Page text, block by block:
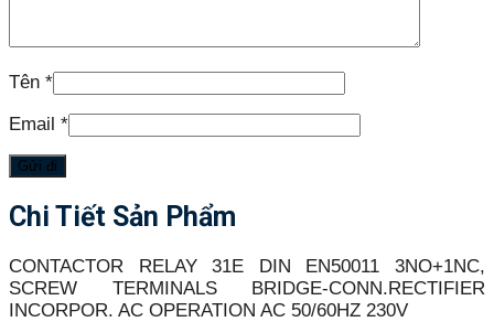
Tên *
Email *
Chi Tiết Sản Phẩm
CONTACTOR RELAY 31E DIN EN50011 3NO+1NC,
SCREW TERMINALS BRIDGE-CONN.RECTIFIER
INCORPOR. AC OPERATION AC 50/60HZ 230V